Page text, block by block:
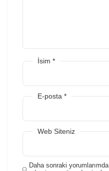
İsim *
E-posta *
Web Siteniz
Daha sonraki